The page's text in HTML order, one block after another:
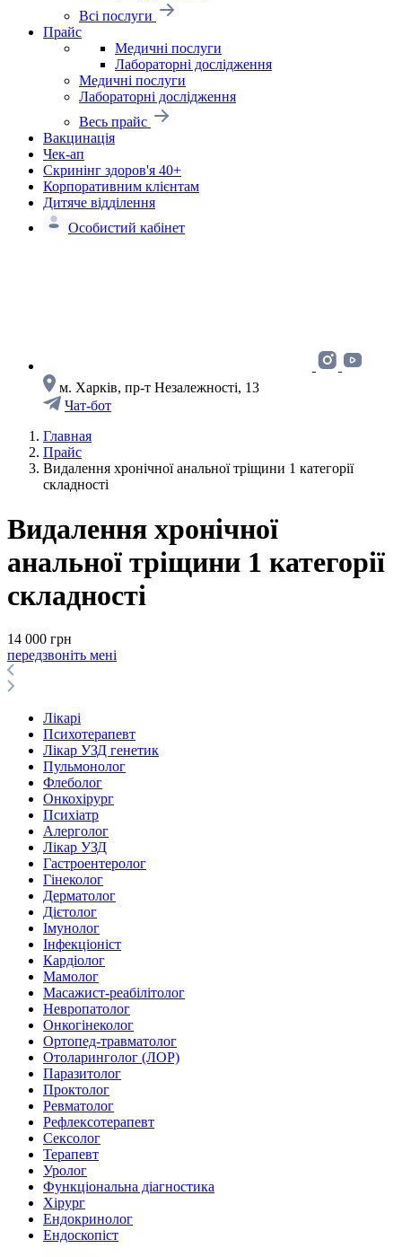
Всі послуги
Прайс
Медичні послуги
Лабораторні дослідження
Медичні послуги
Лабораторні дослідження
Весь прайс
Вакцинація
Чек-ап
Скринінг здоров'я 40+
Корпоративним клієнтам
Дитяче відділення
Особистий кабінет
м. Харків, пр-т Незалежності, 13
Чат-бот
Главная
Прайс
Видалення хронічної анальної тріщини 1 категорії
складності
Видалення хронічної
анальної тріщини 1 категорії
складності
14 000 грн
передзвоніть мені
Лікарі
Психотерапевт
Лікар УЗД генетик
Пульмонолог
Флеболог
Онкохірург
Психіатр
Алерголог
Лікар УЗД
Гастроентеролог
Гінеколог
Дерматолог
Дієтолог
Імунолог
Інфекціоніст
Кардіолог
Мамолог
Масажист-реабілітолог
Невропатолог
Онкогінеколог
Ортопед-травматолог
Отоларинголог (ЛОР)
Паразитолог
Проктолог
Ревматолог
Рефлексотерапевт
Сексолог
Терапевт
Уролог
Функціональна діагностика
Хірург
Ендокринолог
Ендоскопіст